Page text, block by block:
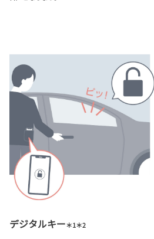
デジタルキー＊1＊2